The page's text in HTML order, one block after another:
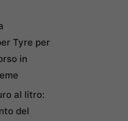
Tyre per
in
al litro:
del